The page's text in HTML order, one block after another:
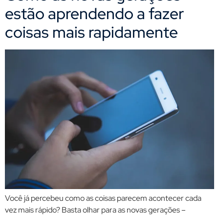
estão aprendendo a fazer
coisas mais rapidamente
Você já percebeu como as coisas parecem acontecer cada
vez mais rápido? Basta olhar para as novas gerações –